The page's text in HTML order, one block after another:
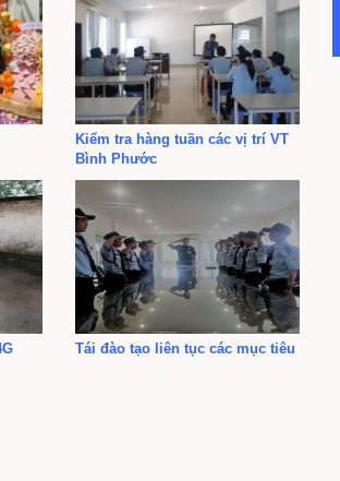
Kiểm tra hàng tuần các vị trí VT
Bình Phước
Tái đào tạo liên tục các mục tiêu